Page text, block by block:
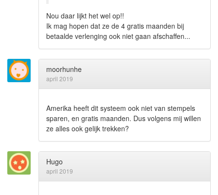
Nou daar lijkt het wel op!!
Ik mag hopen dat ze de 4 gratis maanden bij
betaalde verlenging ook niet gaan afschaffen...
moorhunhe
april 2019
Amerika heeft dit systeem ook niet van stempels
sparen, en gratis maanden. Dus volgens mij willen
ze alles ook gelijk trekken?
Hugo
april 2019